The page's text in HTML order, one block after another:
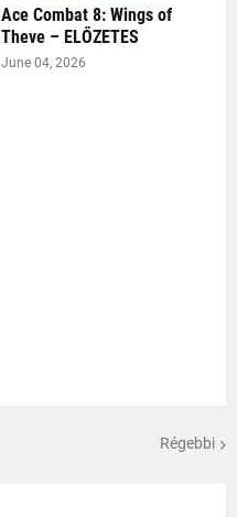
Ace Combat 8: Wings of
Theve – ELŐZETES
June 04, 2026
Régebbi